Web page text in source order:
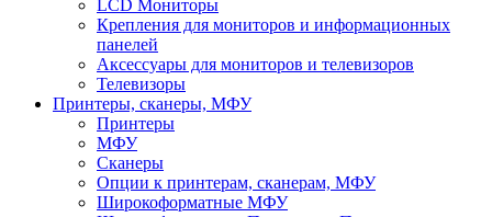
LCD Мониторы
Крепления для мониторов и информационных
панелей
Аксессуары для мониторов и телевизоров
Телевизоры
Принтеры, сканеры, МФУ
Принтеры
МФУ
Сканеры
Опции к принтерам, сканерам, МФУ
Широкоформатные МФУ